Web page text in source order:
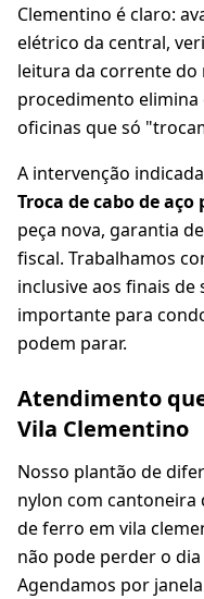
Clementino é claro:
elétrico da central,
leitura da corrente do
procedimento
oficinas que só
A intervenção
Troca de cabo de
peça nova, garantia
fiscal. Trabalhamos
inclusive aos finais
importante para
podem parar.
Atendimento
Vila Clementino
Nosso plantão de
nylon com cantoneira
de ferro em vila
não pode perder o
Agendamos por